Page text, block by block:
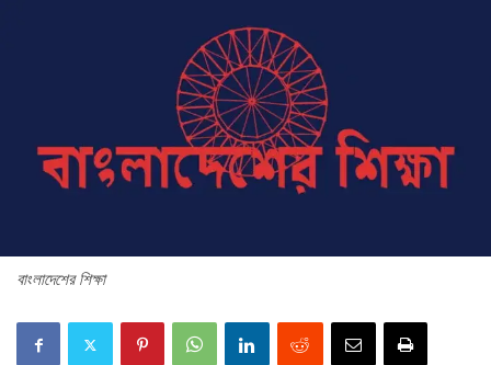
বাংলাদেশের শিক্ষা